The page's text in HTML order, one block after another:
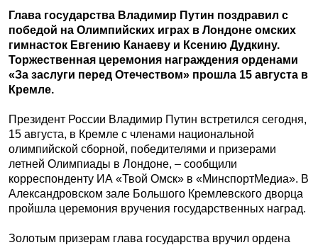
Глава государства Владимир Путин поздравил с
победой на Олимпийских играх в Лондоне омских
гимнасток Евгению Канаеву и Ксению Дудкину.
Торжественная церемония награждения орденами
«За заслуги перед Отечеством» прошла 15 августа в
Кремле.
Президент России Владимир Путин встретился сегодня,
15 августа, в Кремле с членами национальной
олимпийской сборной, победителями и призерами
летней Олимпиады в Лондоне, – сообщили
корреспонденту ИА «Твой Омск» в «МинспортМедиа». В
Александровском зале Большого Кремлевского дворца
пройшла церемония вручения государственных наград.
Золотым призерам глава государства вручил ордена